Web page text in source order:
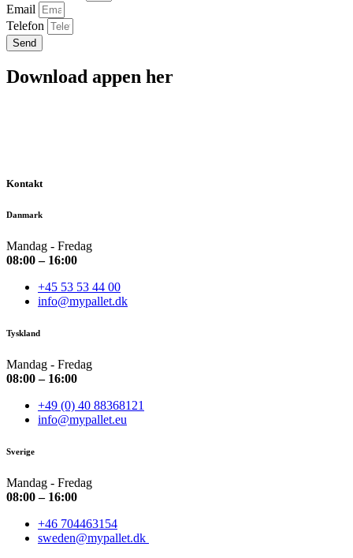
Email
Telefon
Send
Download appen her
Kontakt
Danmark
Mandag - Fredag
08:00 – 16:00
+45 53 53 44 00
info@mypallet.dk
Tyskland
Mandag - Fredag
08:00 – 16:00
+49 (0) 40 88368121
info@mypallet.eu
Sverige
Mandag - Fredag
08:00 – 16:00
+46 704463154
sweden@mypallet.dk